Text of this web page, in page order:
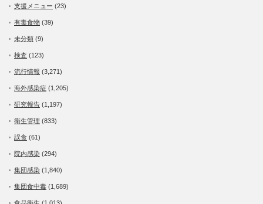
支援メニュー (23)
有毒食物 (39)
未分類 (9)
検査 (123)
流行情報 (3,271)
海外感染症 (1,205)
研究報告 (1,197)
衛生管理 (833)
誤食 (61)
院内感染 (294)
集団感染 (1,840)
集団食中毒 (1,689)